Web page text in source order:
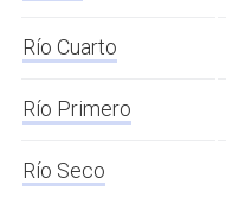
Río Cuarto
Río Primero
Río Seco